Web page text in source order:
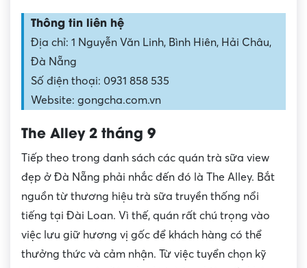
Thông tin liên hệ
Địa chỉ: 1 Nguyễn Văn Linh, Bình Hiên, Hải Châu,
Đà Nẵng
Số điện thoại: 0931 858 535
Website: gongcha.com.vn
The Alley 2 tháng 9
Tiếp theo trong danh sách các quán trà sữa view
đẹp ở Đà Nẵng phải nhắc đến đó là The Alley. Bắt
nguồn từ thương hiệu trà sữa truyền thống nổi
tiếng tại Đài Loan. Vì thế, quán rất chú trọng vào
việc lưu giữ hương vị gốc để khách hàng có thể
thưởng thức và cảm nhận. Từ việc tuyển chọn kỹ